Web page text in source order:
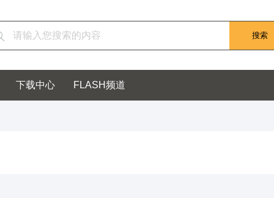
下载中心 FLASH频道